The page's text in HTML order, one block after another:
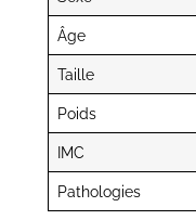
Âge
Taille
Poids
IMC
Pathologies